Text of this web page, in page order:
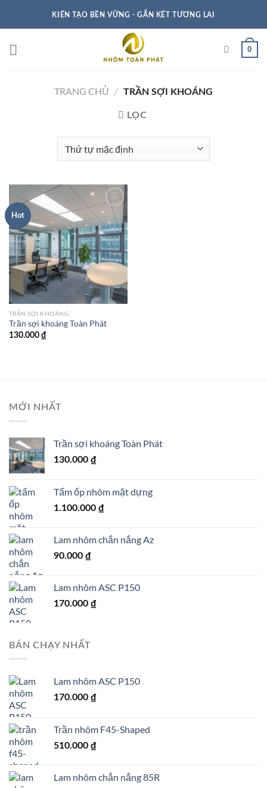
KIẾN TẠO BỀN VỮNG - GẮN KẾT TƯƠNG LAI
0
TRANG CHỦ / TRẦN SỢI KHOÁNG
LỌC
Hot
TRẦN SỢI KHOÁNG
Trần sợi khoáng Toàn Phát
130.000 ₫
MỚI NHẤT
Trần sợi khoáng Toàn Phát
130.000 ₫
Tấm ốp nhôm mặt dựng
1.100.000 ₫
Lam nhôm chắn nắng Az
90.000 ₫
Lam nhôm ASC P150
170.000 ₫
BÁN CHẠY NHẤT
Lam nhôm ASC P150
170.000 ₫
Trần nhôm F45-Shaped
510.000 ₫
Lam nhôm chắn nắng 85R